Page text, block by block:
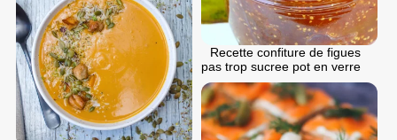
Recette confiture de figues
pas trop sucree pot en verre